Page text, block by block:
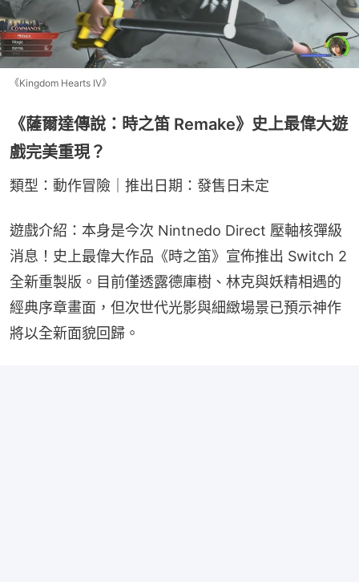
《Kingdom Hearts IV》
《薩爾達傳說：時之笛 Remake》史上最偉大遊
戲完美重現？
類型：動作冒險｜推出日期：發售日未定
遊戲介紹：本身是今次 Nintnedo Direct 壓軸核彈級
消息！史上最偉大作品《時之笛》宣佈推出 Switch 2
全新重製版。目前僅透露德庫樹、林克與妖精相遇的
經典序章畫面，但次世代光影與細緻場景已預示神作
將以全新面貌回歸。